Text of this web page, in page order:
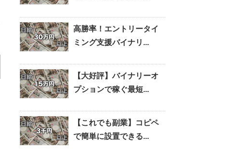
高勝率！エントリータイ
ミング支援バイナリ...
【大好評】バイナリーオ
プションで稼ぐ最短...
【これでも副業】コピペ
で簡単に設置できる...